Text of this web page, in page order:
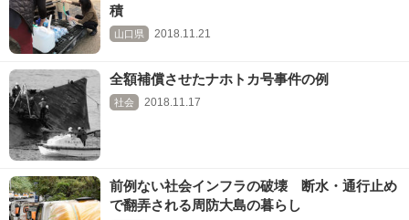
積
山口県 2018.11.21
全額補償させたナホトカ号事件の例
社会 2018.11.17
前例ない社会インフラの破壊 断水・通行止め
で翻弄される周防大島の暮らし